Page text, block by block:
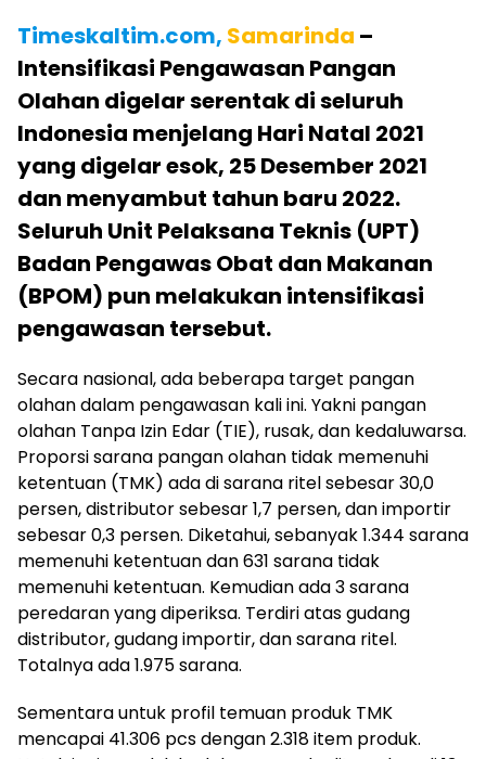
Timeskaltim.com, Samarinda –
Intensifikasi Pengawasan Pangan
Olahan digelar serentak di seluruh
Indonesia menjelang Hari Natal 2021
yang digelar esok, 25 Desember 2021
dan menyambut tahun baru 2022.
Seluruh Unit Pelaksana Teknis (UPT)
Badan Pengawas Obat dan Makanan
(BPOM) pun melakukan intensifikasi
pengawasan tersebut.
Secara nasional, ada beberapa target pangan
olahan dalam pengawasan kali ini. Yakni pangan
olahan Tanpa Izin Edar (TIE), rusak, dan kedaluwarsa.
Proporsi sarana pangan olahan tidak memenuhi
ketentuan (TMK) ada di sarana ritel sebesar 30,0
persen, distributor sebesar 1,7 persen, dan importir
sebesar 0,3 persen. Diketahui, sebanyak 1.344 sarana
memenuhi ketentuan dan 631 sarana tidak
memenuhi ketentuan. Kemudian ada 3 sarana
peredaran yang diperiksa. Terdiri atas gudang
distributor, gudang importir, dan sarana ritel.
Totalnya ada 1.975 sarana.
Sementara untuk profil temuan produk TMK
mencapai 41.306 pcs dengan 2.318 item produk.